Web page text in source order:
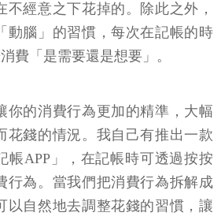
不經意之下花掉的。除此之外，
動腦」的習慣，每次在記帳的時
費「是需要還是想要」。
你的消費行為更加的精準，大幅
花錢的情況。我自己有推出一款
帳APP」，在記帳時可透過按按
行為。當我們把消費行為拆解成
以自然地去調整花錢的習慣，讓